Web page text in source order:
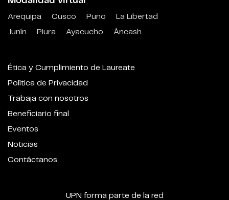
Arequipa Cusco Puno
La Libertad
Junín
Piura Ayacucho Áncash
Ética y Cumplimiento de Laureate
Política de Privacidad
Trabaja con nosotros
Beneficiario final
Eventos
Noticias
Contáctanos
UPN forma parte de la red